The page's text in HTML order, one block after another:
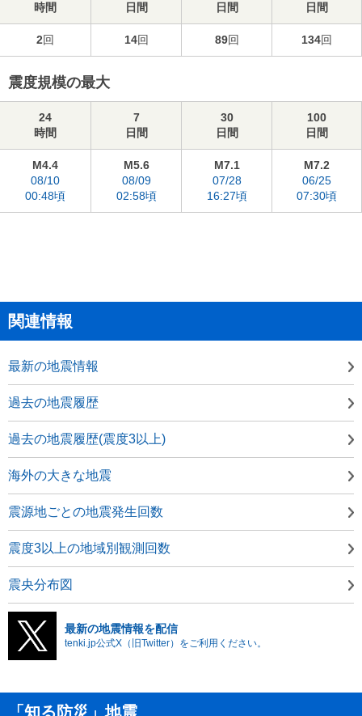
時間
日間
日間
日間
2回 14回 89回 134回
震度規模の最大
24
時間
7
日間
30
日間
100
日間
M4.4
08/10
00:48頃
M5.6
08/09
02:58頃
M7.1
07/28
16:27頃
M7.2
06/25
07:30頃
関連情報
最新の地震情報
過去の地震履歴
過去の地震履歴(震度3以上)
海外の大きな地震
震源地ごとの地震発生回数
震度3以上の地域別観測回数
震央分布図
最新の地震情報を配信
tenki.jp公式X（旧Twitter）をご利用ください。
「知る防災」地震